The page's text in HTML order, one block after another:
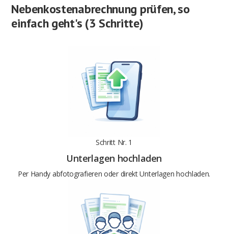
Nebenkostenabrechnung prüfen, so
einfach geht's (3 Schritte)
Schritt Nr. 1
Unterlagen hochladen
Per Handy abfotografieren oder direkt Unterlagen hochladen.